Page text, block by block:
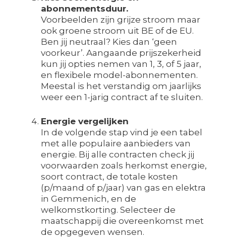
abonnementsduur.
Voorbeelden zijn grijze stroom maar
ook groene stroom uit BE of de EU.
Ben jij neutraal? Kies dan ‘geen
voorkeur’. Aangaande prijszekerheid
kun jij opties nemen van 1, 3, of 5 jaar,
en flexibele model-abonnementen.
Meestal is het verstandig om jaarlijks
weer een 1-jarig contract af te sluiten.
Energie vergelijken
In de volgende stap vind je een tabel
met alle populaire aanbieders van
energie. Bij alle contracten check jij
voorwaarden zoals herkomst energie,
soort contract, de totale kosten
(p/maand of p/jaar) van gas en elektra
in Gemmenich, en de
welkomstkorting. Selecteer de
maatschappij die overeenkomst met
de opgegeven wensen.